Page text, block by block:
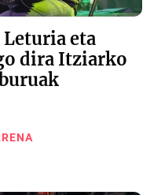
Leturia eta
dira Itziarko